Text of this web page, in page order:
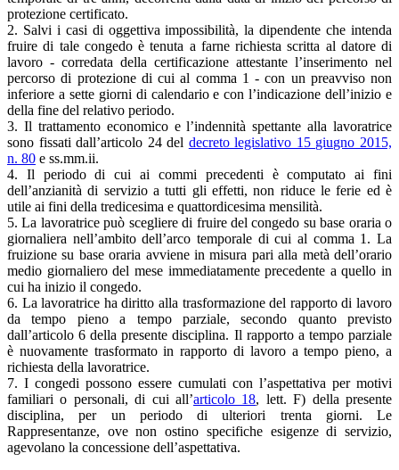
protezione certificato.
2. Salvi i casi di oggettiva impossibilità, la dipendente che intenda
fruire di tale congedo è tenuta a farne richiesta scritta al datore di
lavoro - corredata della certificazione attestante l’inserimento nel
percorso di protezione di cui al comma 1 - con un preavviso non
inferiore a sette giorni di calendario e con l’indicazione dell’inizio e
della fine del relativo periodo.
3. Il trattamento economico e l’indennità spettante alla lavoratrice
sono fissati dall’articolo 24 del decreto legislativo 15 giugno 2015,
n. 80 e ss.mm.ii.
4. Il periodo di cui ai commi precedenti è computato ai fini
dell’anzianità di servizio a tutti gli effetti, non riduce le ferie ed è
utile ai fini della tredicesima e quattordicesima mensilità.
5. La lavoratrice può scegliere di fruire del congedo su base oraria o
giornaliera nell’ambito dell’arco temporale di cui al comma 1. La
fruizione su base oraria avviene in misura pari alla metà dell’orario
medio giornaliero del mese immediatamente precedente a quello in
cui ha inizio il congedo.
6. La lavoratrice ha diritto alla trasformazione del rapporto di lavoro
da tempo pieno a tempo parziale, secondo quanto previsto
dall’articolo 6 della presente disciplina. Il rapporto a tempo parziale
è nuovamente trasformato in rapporto di lavoro a tempo pieno, a
richiesta della lavoratrice.
7. I congedi possono essere cumulati con l’aspettativa per motivi
familiari o personali, di cui all’articolo 18, lett. F) della presente
disciplina, per un periodo di ulteriori trenta giorni. Le
Rappresentanze, ove non ostino specifiche esigenze di servizio,
agevolano la concessione dell’aspettativa.